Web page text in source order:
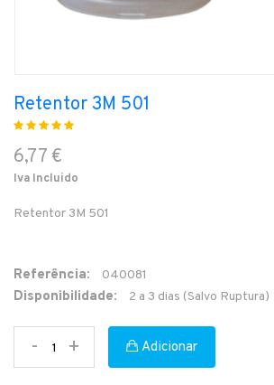
Retentor 3M 501
6,77 €
Iva Incluido
Retentor 3M 501
Referência: 040081
Disponibilidade: 2 a 3 dias (Salvo Ruptura)
- + Adicionar